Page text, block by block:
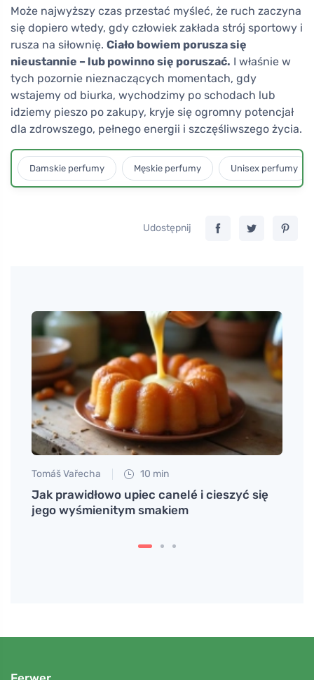
Może najwyższy czas przestać myśleć, że ruch zaczyna
się dopiero wtedy, gdy człowiek zakłada strój sportowy i
rusza na siłownię. Ciało bowiem porusza się
nieustannie – lub powinno się poruszać. I właśnie w
tych pozornie nieznaczących momentach, gdy
wstajemy od biurka, wychodzimy po schodach lub
idziemy pieszo po zakupy, kryje się ogromny potencjał
dla zdrowszego, pełnego energii i szczęśliwszego życia.
Damskie perfumy Męskie perfumy Unisex perfumy
Udostępnij
Tomáš Vařecha 10 min
Jak prawidłowo upiec canelé i cieszyć się
jego wyśmienitym smakiem